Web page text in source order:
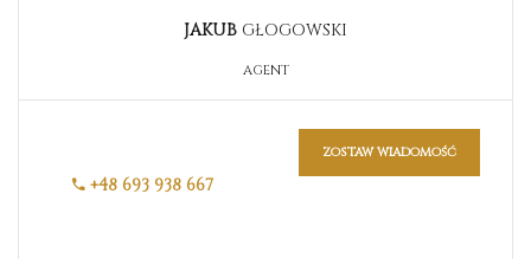
JAKUB GŁOGOWSKI
AGENT
+48 693 938 667
zostaw wiadomość